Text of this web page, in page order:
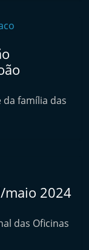
família das
maio 2024
das Oficinas